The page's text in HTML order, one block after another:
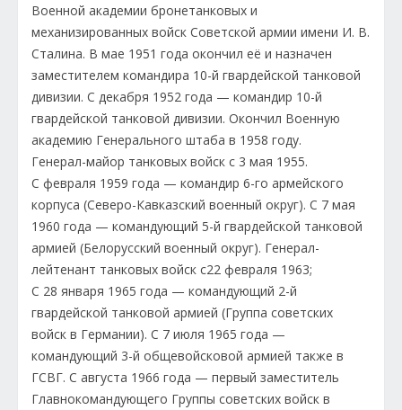
Военной академии бронетанковых и
механизированных войск Советской армии имени И. В.
Сталина. В мае 1951 года окончил её и назначен
заместителем командира 10-й гвардейской танковой
дивизии. С декабря 1952 года — командир 10-й
гвардейской танковой дивизии. Окончил Военную
академию Генерального штаба в 1958 году.
Генерал-майор танковых войск с 3 мая 1955.
С февраля 1959 года — командир 6-го армейского
корпуса (Северо-Кавказский военный округ). С 7 мая
1960 года — командующий 5-й гвардейской танковой
армией (Белорусский военный округ). Генерал-
лейтенант танковых войск с22 февраля 1963;
С 28 января 1965 года — командующий 2-й
гвардейской танковой армией (Группа советских
войск в Германии). С 7 июля 1965 года —
командующий 3-й общевойсковой армией также в
ГСВГ. С августа 1966 года — первый заместитель
Главнокомандующего Группы советских войск в